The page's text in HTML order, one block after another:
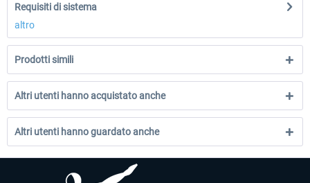
Requisiti di sistema
altro
Prodotti simili
Altri utenti hanno acquistato anche
Altri utenti hanno guardato anche